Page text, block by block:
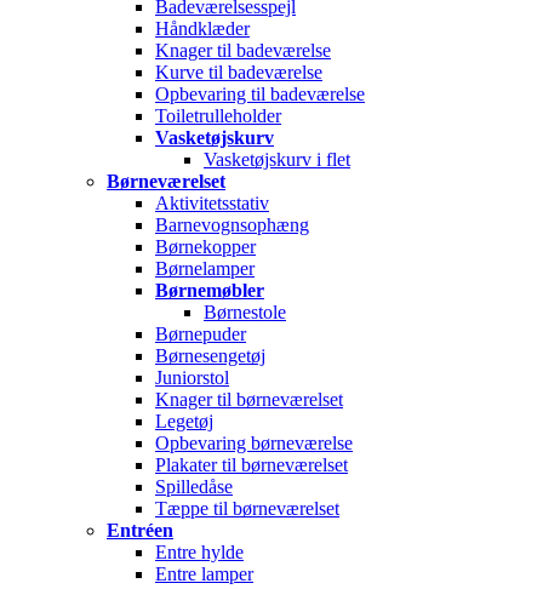
Badeværelsesspejl
Håndklæder
Knager til badeværelse
Kurve til badeværelse
Opbevaring til badeværelse
Toiletrulleholder
Vasketøjskurv
Vasketøjskurv i flet
Børneværelset
Aktivitetsstativ
Barnevognsophæng
Børnekopper
Børnelamper
Børnemøbler
Børnestole
Børnepuder
Børnesengetøj
Juniorstol
Knager til børneværelset
Legetøj
Opbevaring børneværelse
Plakater til børneværelset
Spilledåse
Tæppe til børneværelset
Entréen
Entre hylde
Entre lamper